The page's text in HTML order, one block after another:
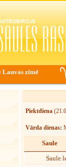
Lauvas zīmē
Piektdiena
Vārda dienas:
Saule
Saule